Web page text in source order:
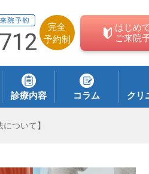
完全
予約制
はじめ
ご来院
診療内容 コラム クリ
ついて】